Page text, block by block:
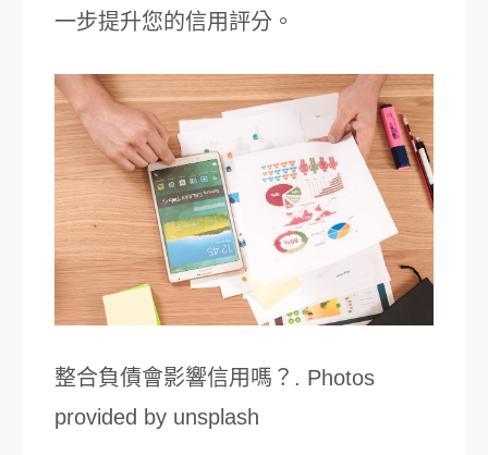
一步提升您的信用評分。
整合負債會影響信用嗎？. Photos
provided by unsplash